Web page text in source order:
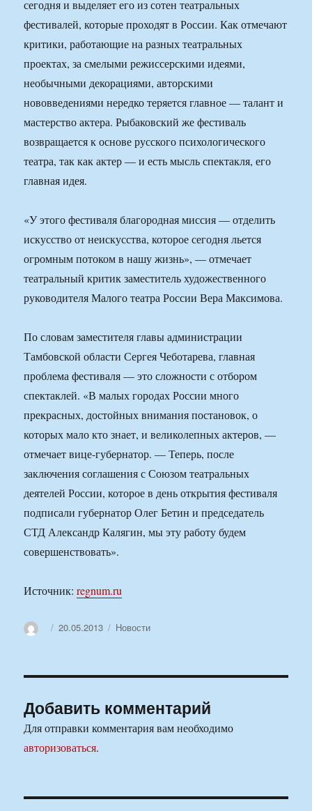
сегодня и выделяет его из сотен театральных
фестивалей, которые проходят в России. Как отмечают
критики, работающие на разных театральных
проектах, за смелыми режиссерскими идеями,
необычными декорациями, авторскими
нововведениями нередко теряется главное — талант и
мастерство актера. Рыбаковский же фестиваль
возвращается к основе русского психологического
театра, так как актер — и есть мысль спектакля, его
главная идея.
«У этого фестиваля благородная миссия — отделить
искусство от неискусства, которое сегодня льется
огромным потоком в нашу жизнь», — отмечает
театральный критик заместитель художественного
руководителя Малого театра России Вера Максимова.
По словам заместителя главы администрации
Тамбовской области Сергея Чеботарева, главная
проблема фестиваля — это сложности с отбором
спектаклей. «В малых городах России много
прекрасных, достойных внимания постановок, о
которых мало кто знает, и великолепных актеров, —
отмечает вице-губернатор. — Теперь, после
заключения соглашения с Союзом театральных
деятелей России, которое в день открытия фестиваля
подписали губернатор Олег Бетин и председатель
СТД Александр Калягин, мы эту работу будем
совершенствовать».
Источник:regnum.ru
АвторОпубликовано
20.05.2013 Рубрики
Новости
Добавить комментарий
Для отправки комментария вам необходимо
авторизоваться.